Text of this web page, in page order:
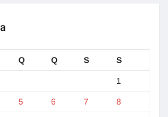
Q Q S S
1
5 6 7 8